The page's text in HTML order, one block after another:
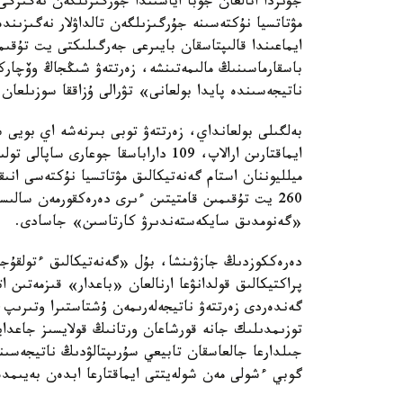
مۋتاتسيا نۇكتەسىنە جۇرگىزىلگەن تالداۋلار
ايماعىندا قالىپتاسقان بايىرعى جەرگىلىكتى يت
باسقارماسىنىڭ مالىمەتىنشە، زەرتتەۋ شىڭجاڭ
ناتيجەسىندە پايدا بولعانى» تۋرالى ۇزاققا
بەلگىلى بولعانداي، زەرتتەۋ توبى بىرنەشە اي
ميلليوننان استام گەنەتيكالىق مۋتاتسيا نۇكتەسى
260 يت تۇقىمىن قامتيتىن ءىرى دەرەكقورمەن
«گەنومدىق سايكەستەندىرۋ كارتاسىن» جاسادى.
دەرەككوزدىڭ جازۋىنشا، بۇل «گەنەتيكالىق
پراكتيكالىق قولدانۋعا ارنالعان «باعدار»
گەندەردى زەرتتەۋ ناتيجەلەرىمەن ۇشتاستىرا
توزىمدىلىك جانە قورشاعان ورتانىڭ قولايسىز
جىلدارعا جالعاسقان تابيعي سۇرىپتالۋدىڭ
گوبي ءشولى مەن شولەيتتى ايماقتارعا ابدەن